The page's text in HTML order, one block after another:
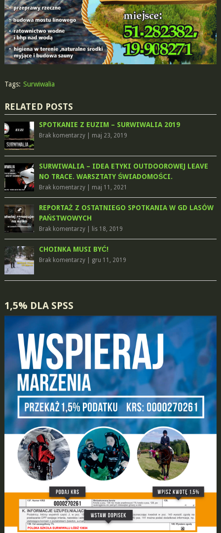
Tags: Surwiwalia
RELATED POSTS
SPOTKANIE Z EUZIM – SURWIWALIA 2019
Brak komentarzy| maj 23, 2019
SURWIWALIA – IDEA ETYKI OUTDOOROWEJ LEAVE
NO TRACE. WARSZTATY ŚWIADOMOŚCI.
Brak komentarzy| maj 11, 2021
REPORTAŻ Z OSTATNIEGO SPOTKANIA W GD LASÓW
PAŃSTWOWYCH
Brak komentarzy| lis 18, 2019
CHOINKA MUSI BYĆ!
Brak komentarzy| gru 11, 2019
1,5% DLA SPSS